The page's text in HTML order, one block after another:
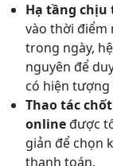
Hạ tầng
vào thời điểm
trong ngày,
nguyên để
có hiện tượng
Thao tác
onlineđược
giản để chọn
thanh toán.